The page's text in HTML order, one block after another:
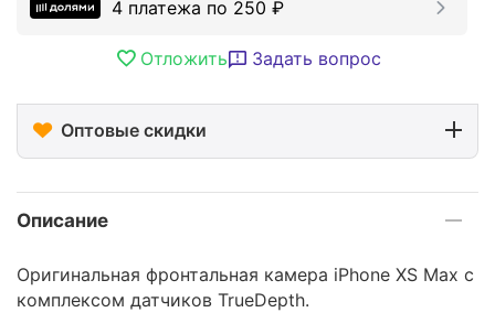
4 платежа по 250 ₽
Отложить Задать вопрос
Оптовые скидки
Описание
Оригинальная фронтальная камера iPhone XS Max c
комплексом датчиков TrueDepth.